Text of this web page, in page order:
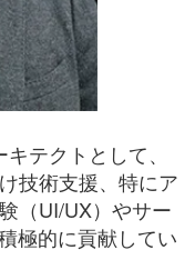
テクトとして、
技術支援、特にア
（UI/UX）やサー
極的に貢献してい